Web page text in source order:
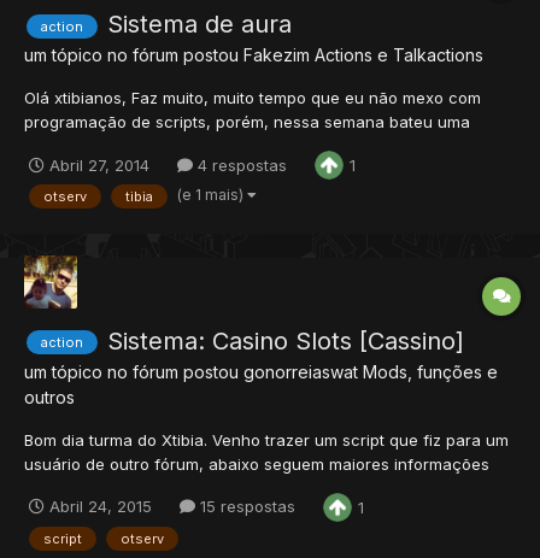
action Sistema de aura
um tópico no fórum postou Fakezim Actions e Talkactions
Olá xtibianos, Faz muito, muito tempo que eu não mexo com
programação de scripts, porém, nessa semana bateu uma
acabei me empolgando, e fiz um sistema de auras, que é como
uma bolha de luz que te rodeia (no meu caso é uma bolha de
Abril 27, 2014 4 respostas 1
otserv tibia (e 1 mais)
action Sistema: Casino Slots [Cassino]
um tópico no fórum postou gonorreiaswat Mods, funções e
outros
Bom dia turma do Xtibia. Venho trazer um script que fiz para um
usuário de outro fórum, abaixo seguem maiores informações
conhecida como Cassino Slots, pra quem não conhece é a
máquina que se encontra no spoiler abaixo:...
Abril 24, 2015 15 respostas 1
script otserv